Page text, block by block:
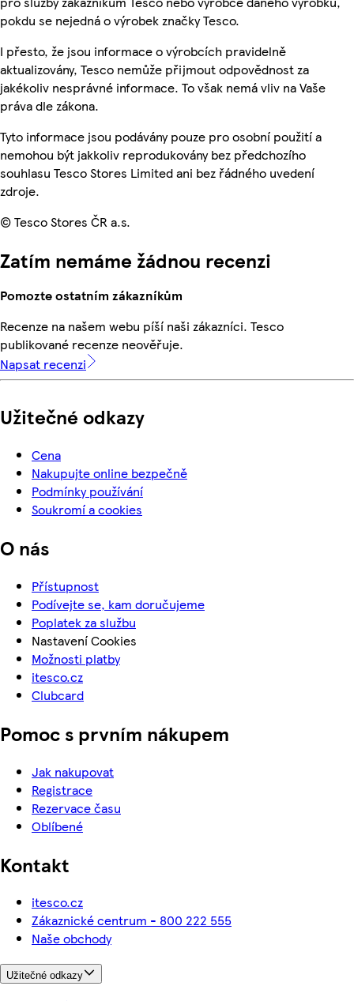
pokdu se nejedná o výrobek značky Tesco.
I přesto, že jsou informace o výrobcích pravidelně
aktualizovány, Tesco nemůže přijmout odpovědnost za
jakékoliv nesprávné informace. To však nemá vliv na Vaše
práva dle zákona.
Tyto informace jsou podávány pouze pro osobní použití a
nemohou být jakkoliv reprodukovány bez předchozího
souhlasu Tesco Stores Limited ani bez řádného uvedení
zdroje.
© Tesco Stores ČR a.s.
Zatím nemáme žádnou recenzi
Pomozte ostatním zákazníkům
Recenze na našem webu píší naši zákazníci. Tesco
publikované recenze neověřuje.
Napsat recenzi
Užitečné odkazy
Cena
Nakupujte online bezpečně
Podmínky používání
Soukromí a cookies
O nás
Přístupnost
Podívejte se, kam doručujeme
Poplatek za službu
Nastavení Cookies
Možnosti platby
itesco.cz
Clubcard
Pomoc s prvním nákupem
Jak nakupovat
Registrace
Rezervace času
Oblíbené
Kontakt
itesco.cz
Zákaznické centrum - 800 222 555
Naše obchody
Užitečné odkazy